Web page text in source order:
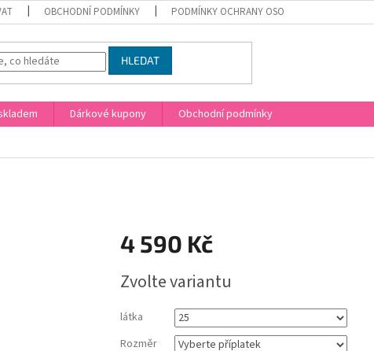
OBCHODNÍ PODMÍNKY PODMÍNKY OCHRANY OSOBNÍCH ÚDAJŮ
HLEDAT
Dárkové kupony
Obchodní podmínky
4 590 Kč
cena:
Zvolte variantu
látka
Rozměr